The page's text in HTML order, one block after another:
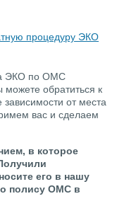
процедуру ЭКО
ЭКО по ОМС
обратиться к
зависимости от места
вас и сделаем
в которое
его в нашу
полису ОМС в